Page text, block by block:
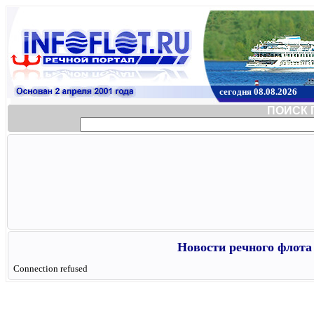
сегодня 08.08.2026
ПОИСК
Новости речного
Connection refused